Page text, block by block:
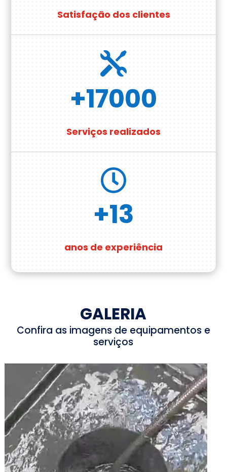
Satisfação dos clientes

+17000
Serviços realizados

+13
anos de experiência
GALERIA
Confira as imagens de equipamentos e
serviços